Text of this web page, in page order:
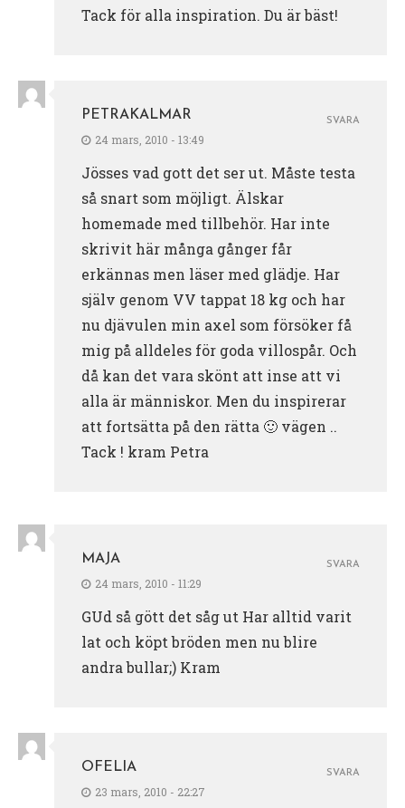
Tack för alla inspiration. Du är bäst!
PETRAKALMAR
24 mars, 2010 - 13:49
Jösses vad gott det ser ut. Måste testa
så snart som möjligt. Älskar
homemade med tillbehör. Har inte
skrivit här många gånger får
erkännas men läser med glädje. Har
själv genom VV tappat 18 kg och har
nu djävulen min axel som försöker få
mig på alldeles för goda villospår. Och
då kan det vara skönt att inse att vi
alla är människor. Men du inspirerar
att fortsätta på den rätta 🙂 vägen ..
Tack ! kram Petra
SVARA
MAJA
24 mars, 2010 - 11:29
GUd så gött det såg ut Har alltid varit
lat och köpt bröden men nu blire
andra bullar;) Kram
SVARA
OFELIA
23 mars, 2010 - 22:27
SVARA